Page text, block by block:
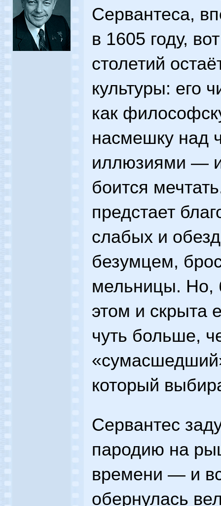
Сервантеса,
в 1605 году,
столетий
культуры: его
как
насмешку над
иллюзиями — и
боится
предстает
слабых и
безумцем,
мельницы. Но,
этом и скрыта
чуть больше,
который
Сервантес
пародию на
времени — и
обернулась